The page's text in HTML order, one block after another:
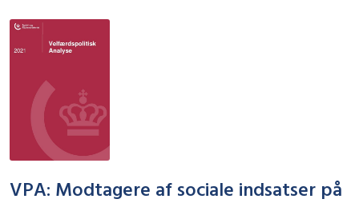
VPA: Modtagere af sociale indsatser på